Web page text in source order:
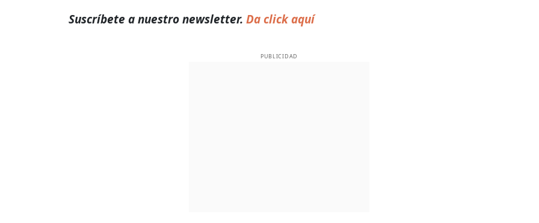
Suscríbete a nuestro newsletter. Da click aquí
PUBLICIDAD